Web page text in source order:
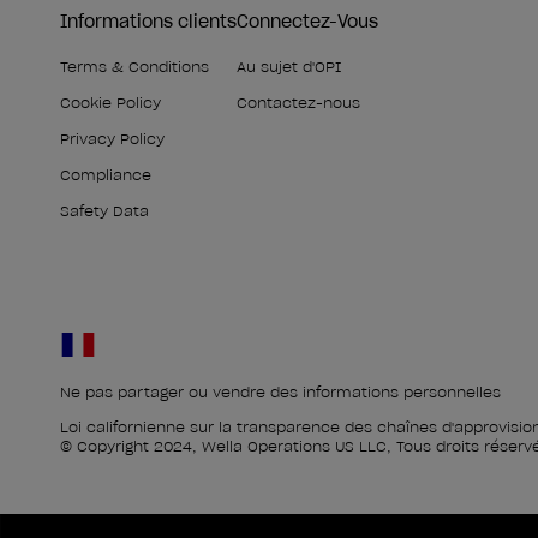
Informations clients
Terms & Conditions
Cookie Policy
Privacy Policy
Compliance
Safety Data
Connectez-Vous
Au sujet d'OPI
Contactez-nous
Ne pas partager ou vendre des informations personnelles
Loi californienne sur la transparence des chaînes
© Copyright 2024, Wella Operations US LLC, Tous droits